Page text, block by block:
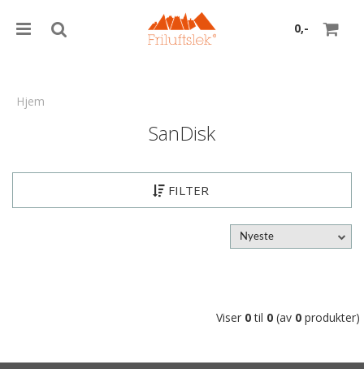
0,-
Hjem
SanDisk
FILTER
Nyeste
Viser 0til 0 (av 0 produkter)